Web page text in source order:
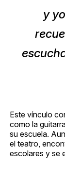
y
Este vínculo
como la
su escuela.
el teatro,
escolares y se